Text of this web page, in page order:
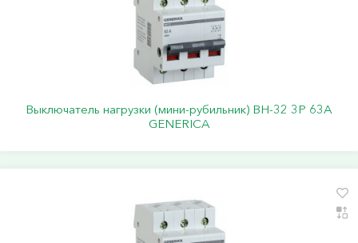
Выключатель нагрузки (мини-рубильник) ВН-32 3Р 63А
GENERICA